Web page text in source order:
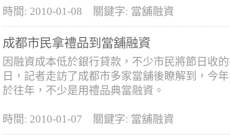
時間: 2010-01-08 關鍵字: 當舖融資
成都市民拿禮品到當舖融資
因融資成本低於銀行貸款，不少市民將節日收
日，記者走訪了成都市多家當舖後瞭解到，今
於往年，不少是用禮品典當融資。
時間: 2010-01-07 關鍵字: 當舖融資